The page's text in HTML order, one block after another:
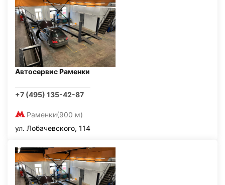
Автосервис Раменки
+7 (495) 135-42-87
Раменки(900 м)
ул. Лобачевского, 114